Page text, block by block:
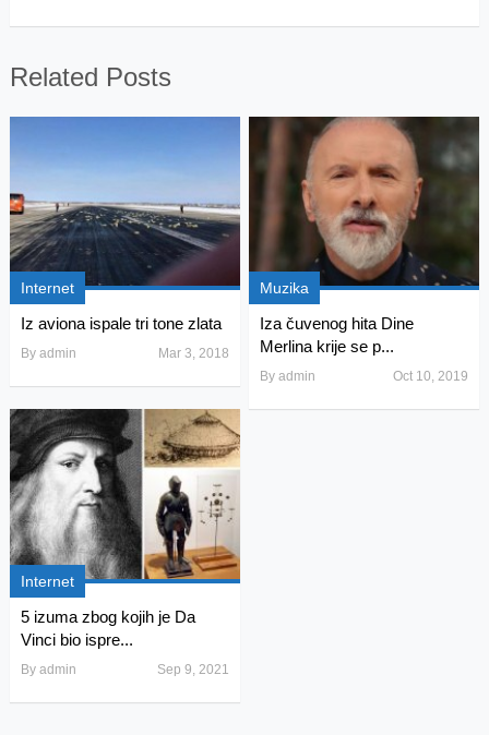
Related Posts
Internet
Iz aviona ispale tri tone zlata
By admin Mar 3, 2018
Muzika
Iza čuvenog hita Dine
Merlina krije se p...
Byadmin Oct 10, 2019
Internet
5 izuma zbog kojih je Da
Vinci bio ispre...
By admin Sep 9, 2021